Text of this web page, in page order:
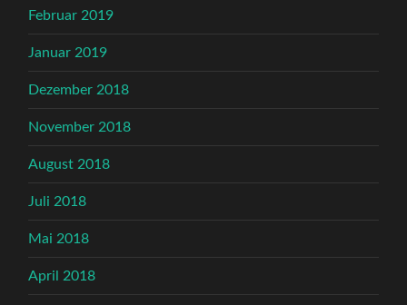
Februar 2019
Januar 2019
Dezember 2018
November 2018
August 2018
Juli 2018
Mai 2018
April 2018